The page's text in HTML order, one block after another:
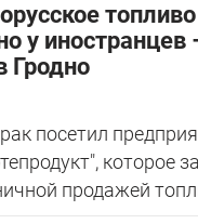
топливо
у иностранцев
Гродно
посетил
которое
продажей